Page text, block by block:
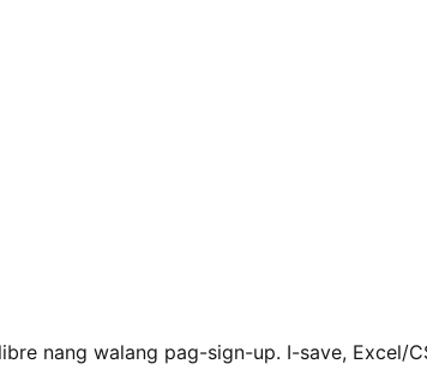
nang walang pag-sign-up. I-save, Excel/